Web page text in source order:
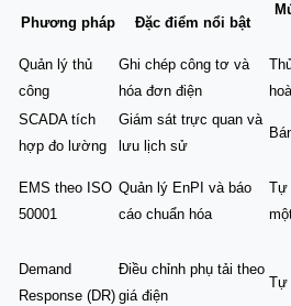
Phương pháp Đặc điểm nổi bật
Quản lý thủ
công
Ghi chép công tơ và
hóa đơn điện
SCADA tích
hợp đo lường
Giám sát trực quan và
lưu lịch sử
EMS theo ISO
50001
Quản lý EnPI và báo
cáo chuẩn hóa
Tự
Demand
Response (DR)
Điều chỉnh phụ tải theo
giá điện
Tự